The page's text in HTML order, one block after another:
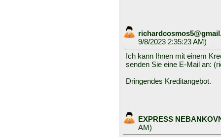
9/8/2023 2:35:23 AM)
Ich kann Ihnen mit einem
senden Sie eine E-Mail an:
Dringendes Kreditangebot.
EXPRESS
AM)